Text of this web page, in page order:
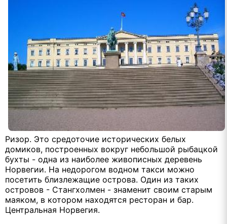
Ризор. Это средоточие исторических белых
домиков, построенных вокруг небольшой рыбацкой
бухты - одна из наиболее живописных деревень
Норвегии. На недорогом водном такси можно
посетить близлежащие острова. Один из таких
островов - Стангхолмен - знаменит своим старым
маяком, в котором находятся ресторан и бар.
Центральная Норвегия.